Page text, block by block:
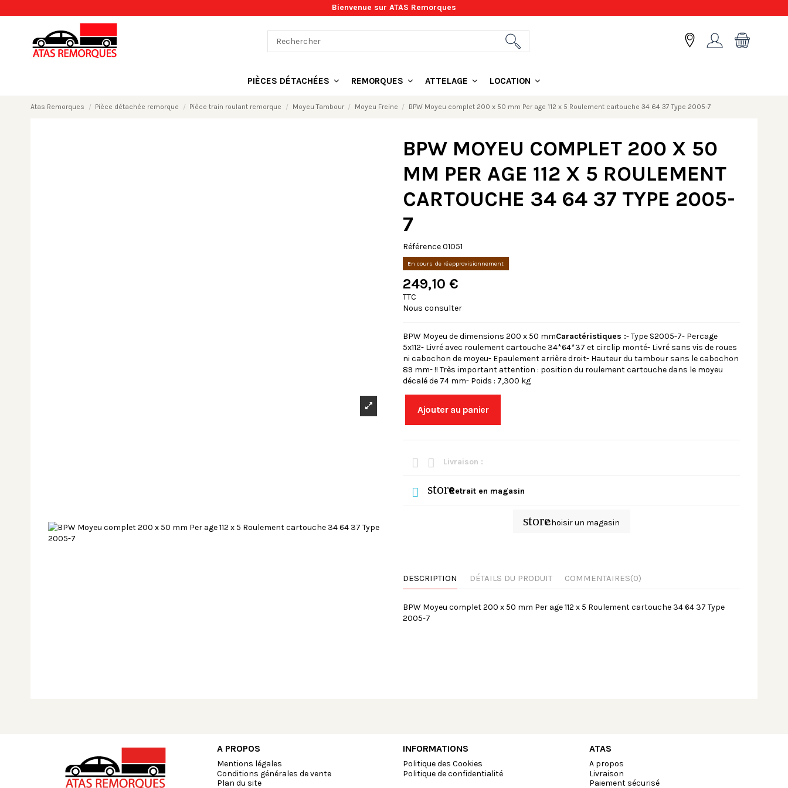
Bienvenue sur ATAS Remorques
PIÈCES DÉTACHÉES REMORQUES ATTELAGE LOCATION
Atas Remorques Pièce détachée remorque Pièce train roulant remorque Moyeu Tambour Moyeu Freine BPW Moyeu complet 200 x 50 mm Per age 112 x 5 Roulement cartouche 34 64 37 Type 2005-7
BPW MOYEU COMPLET 200 X 50
MM PER AGE 112 X 5 ROULEMENT
CARTOUCHE 34 64 37 TYPE 2005-
7
Référence01051
En cours de réapprovisionnement
249,10 €
TTC
Nous consulter
BPW Moyeu de dimensions 200 x 50 mmCaractéristiques :- Type S2005-7- Percage
5x112- Livré avec roulement cartouche 34*64*37 et circlip monté- Livré sans vis de roues
ni cabochon de moyeu- Epaulement arrière droit- Hauteur du tambour sans le cabochon
89 mm- !! Très important attention : position du roulement cartouche dans le moyeu
décalé de 74 mm- Poids : 7,300 kg
Ajouter au panier
Livraison :
storeRetrait en magasin
storeChoisir un magasin
DESCRIPTION DÉTAILS DU PRODUIT COMMENTAIRES(0)
BPW Moyeu complet 200 x 50 mm Per age 112 x 5 Roulement cartouche 34 64 37 Type
2005-7
A PROPOS
Mentions légales
Conditions générales de vente
Plan du site
INFORMATIONS
Politique des Cookies
Politique de confidentialité
ATAS
A propos
Livraison
Paiement sécurisé